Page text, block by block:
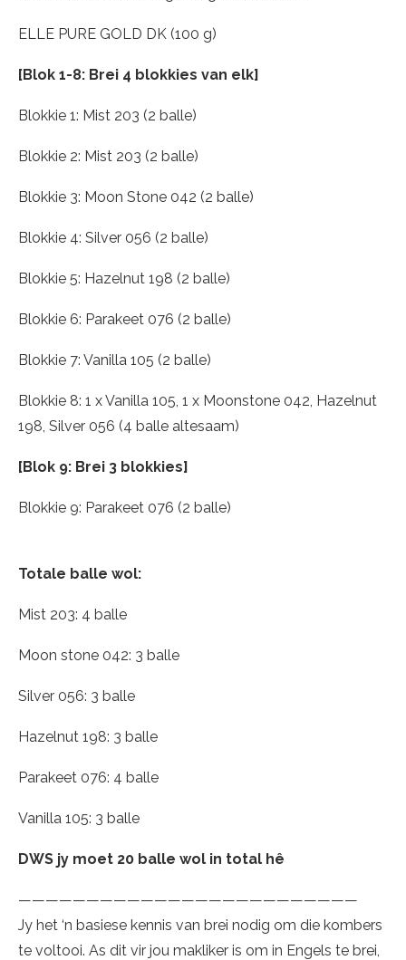
ELLE PURE GOLD DK (100 g)
[Blok 1-8: Brei 4 blokkies van elk]
Blokkie 1: Mist 203 (2 balle)
Blokkie 2: Mist 203 (2 balle)
Blokkie 3: Moon Stone 042 (2 balle)
Blokkie 4: Silver 056 (2 balle)
Blokkie 5: Hazelnut 198 (2 balle)
Blokkie 6: Parakeet 076 (2 balle)
Blokkie 7: Vanilla 105 (2 balle)
Blokkie 8: 1 x Vanilla 105, 1 x Moonstone 042, Hazelnut
198, Silver 056 (4 balle altesaam)
[Blok 9: Brei 3 blokkies]
Blokkie 9: Parakeet 076 (2 balle)
Totale balle wol:
Mist 203: 4 balle
Moon stone 042: 3 balle
Silver 056: 3 balle
Hazelnut 198: 3 balle
Parakeet 076: 4 balle
Vanilla 105: 3 balle
DWS jy moet 20 balle wol in total hê
—————————————————————————
Jy het ‘n basiese kennis van brei nodig om die kombers
te voltooi. As dit vir jou makliker is om in Engels te brei,